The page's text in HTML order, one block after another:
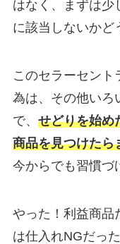
はなく、まずは少
に該当しないかど
このセラーセント
為は、その他いろ
で、 せどりを始め
商品を見つけたら
今からでも習慣づ
やった！利益商品
は仕入れNGだっ